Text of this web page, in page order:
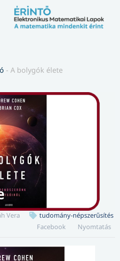
- A bolygók élete
Vera
tudomány-népszerűsítés
Facebook
Nyomtatás